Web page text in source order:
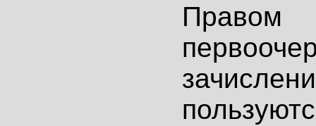
Правом